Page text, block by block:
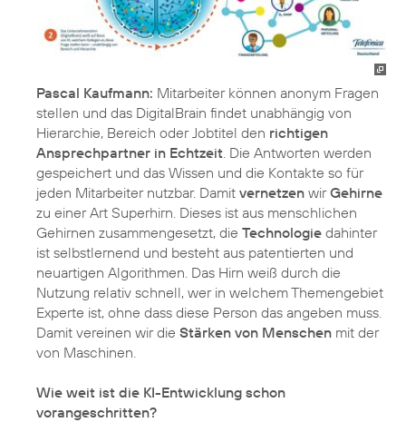
Pascal Kaufmann: Mitarbeiter können anonym Fragen
stellen und das DigitalBrain findet unabhängig von
Hierarchie, Bereich oder Jobtitel den richtigen
Ansprechpartner in Echtzeit. Die Antworten werden
gespeichert und das Wissen und die Kontakte so für
jeden Mitarbeiter nutzbar. Damit vernetzen wirGehirne
zu einer Art Superhirn. Dieses ist aus menschlichen
Gehirnen zusammengesetzt, die Technologie dahinter
ist selbstlernend und besteht aus patentierten und
neuartigen Algorithmen. Das Hirn weiß durch die
Nutzung relativ schnell, wer in welchem Themengebiet
Experte ist, ohne dass diese Person das angeben muss.
Damit vereinen wir die Stärken von Menschen mit der
von Maschinen.
Wie weit ist die KI-Entwicklung schon
vorangeschritten?